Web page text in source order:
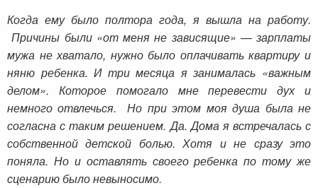
Когда ему было полтора года, я вышла на работу.
Причины были «от меня не зависящие» — зарплаты
мужа не хватало, нужно было оплачивать квартиру и
няню ребенка. И три месяца я занималась «важным
делом». Которое помогало мне перевести дух и
немного отвлечься. Но при этом моя душа была не
согласна с таким решением. Да. Дома я встречалась с
собственной детской болью. Хотя и не сразу это
поняла. Но и оставлять своего ребенка по тому же
сценарию было невыносимо.